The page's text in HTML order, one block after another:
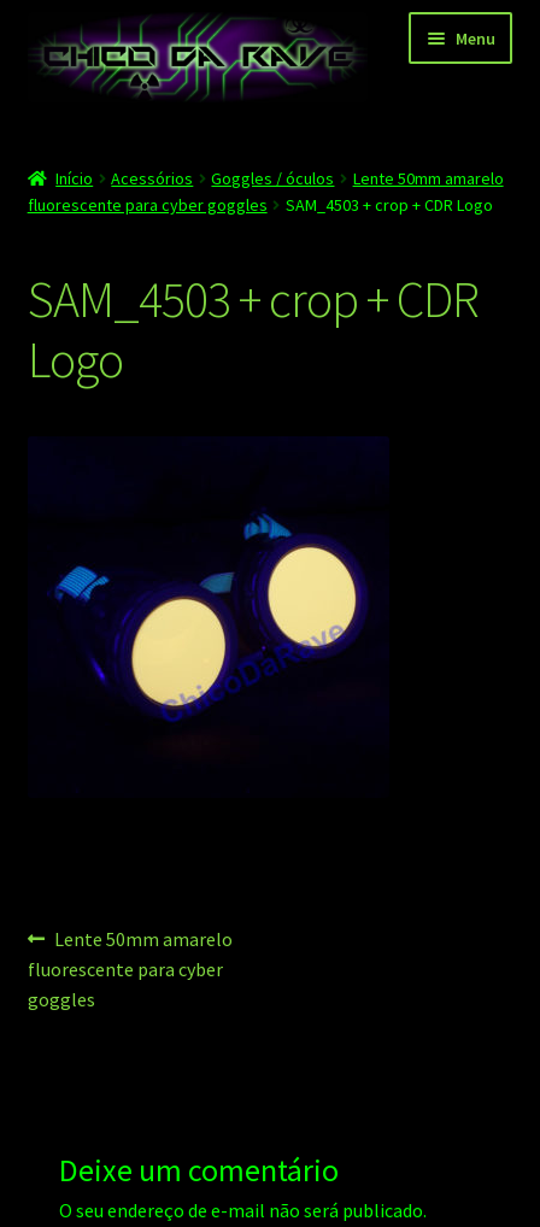
para
navegação
para
Menu
Depoimentos
Carrinho
Finalizar compra
Início Acessórios Goggles / óculos
Lente 50mm amarelo
fluorescente para cyber goggles
SAM_4503 + crop + CDR Logo
SAM_4503 + crop + CDR
Logo
Navegação
de
Post
anterior:
Lente 50mm amarelo
fluorescente para cyber
goggles
Deixe um comentário
O seu endereço de e-mail não será publicado.